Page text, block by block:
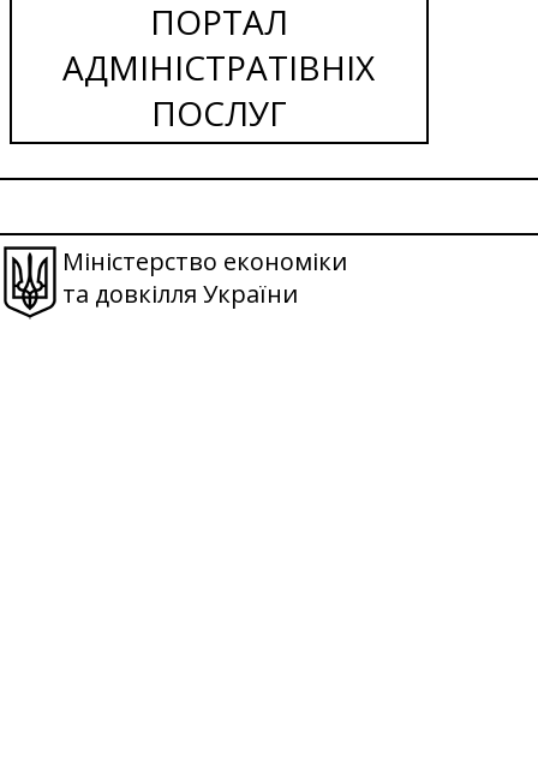
ПОРТАЛ
АДМІНІСТРАТІВНІХ
ПОСЛУГ
Міністерство економіки
та довкілля України